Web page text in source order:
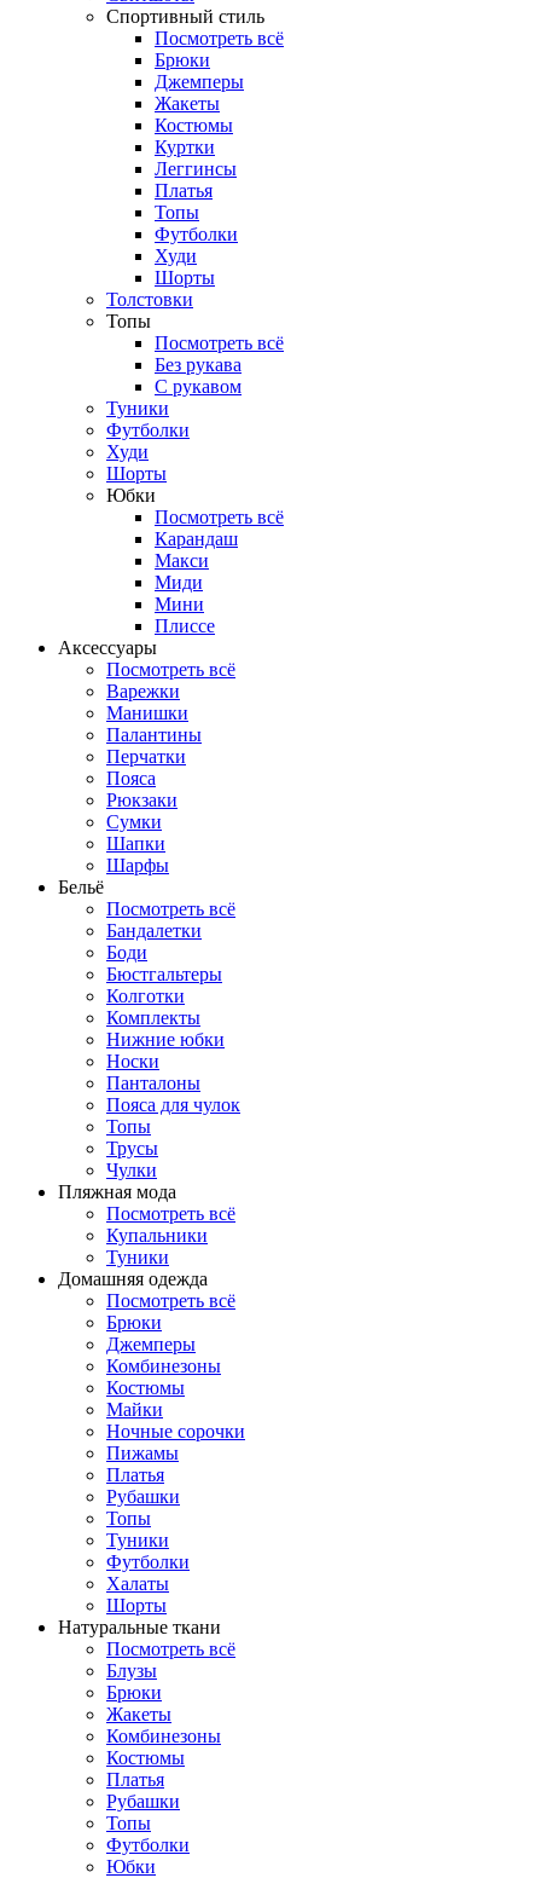
Спортивный стиль
Посмотреть всё
Брюки
Джемперы
Жакеты
Костюмы
Куртки
Леггинсы
Платья
Топы
Футболки
Худи
Шорты
Толстовки
Топы
Посмотреть всё
Без рукава
С рукавом
Туники
Футболки
Худи
Шорты
Юбки
Посмотреть всё
Карандаш
Макси
Миди
Мини
Плиссе
Аксессуары
Посмотреть всё
Варежки
Манишки
Палантины
Перчатки
Пояса
Рюкзаки
Сумки
Шапки
Шарфы
Бельё
Посмотреть всё
Бандалетки
Боди
Бюстгальтеры
Колготки
Комплекты
Нижние юбки
Носки
Панталоны
Поясa для чулок
Топы
Трусы
Чулки
Пляжная мода
Посмотреть всё
Купальники
Туники
Домашняя одежда
Посмотреть всё
Брюки
Джемперы
Комбинезоны
Костюмы
Майки
Ночные сорочки
Пижамы
Платья
Рубашки
Топы
Туники
Футболки
Халаты
Шорты
Натуральные ткани
Посмотреть всё
Блузы
Брюки
Жакеты
Комбинезоны
Костюмы
Платья
Рубашки
Топы
Футболки
Юбки